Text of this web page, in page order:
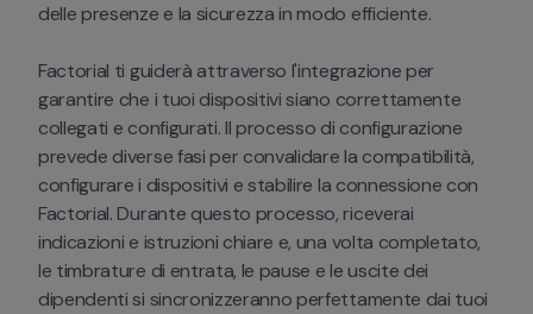
delle presenze e la sicurezza in modo efficiente.
Factorial ti guiderà attraverso l'integrazione per
garantire che i tuoi dispositivi siano correttamente
collegati e configurati. Il processo di configurazione
prevede diverse fasi per convalidare la compatibilità,
configurare i dispositivi e stabilire la connessione con
Factorial. Durante questo processo, riceverai
indicazioni e istruzioni chiare e, una volta completato,
le timbrature di entrata, le pause e le uscite dei
dipendenti si sincronizzeranno perfettamente dai tuoi